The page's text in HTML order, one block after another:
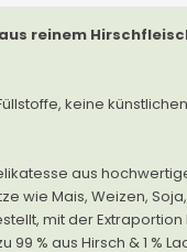
reinem
keine
aus
wie Mais, Weizen,
mit der Extraportion
% aus Hirsch & 1 %